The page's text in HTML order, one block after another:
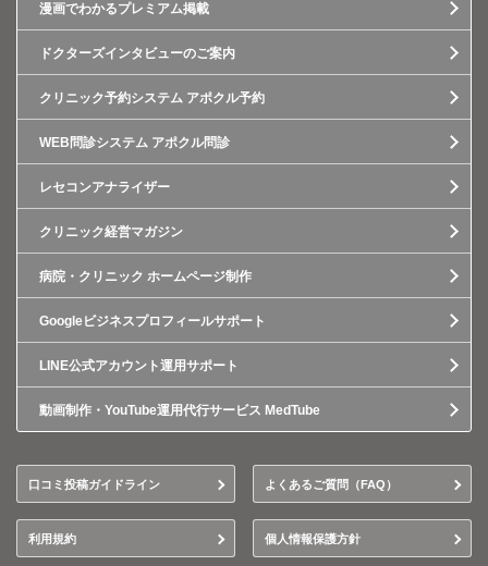
漫画でわかるプレミアム掲載
ドクターズインタビューのご案内
クリニック予約システム アポクル予約
WEB問診システム アポクル問診
レセコンアナライザー
クリニック経営マガジン
病院・クリニック ホームページ制作
Googleビジネスプロフィールサポート
LINE公式アカウント運用サポート
動画制作・YouTube運用代行サービス MedTube
口コミ投稿ガイドライン よくあるご質問（FAQ）
利用規約 個人情報保護方針